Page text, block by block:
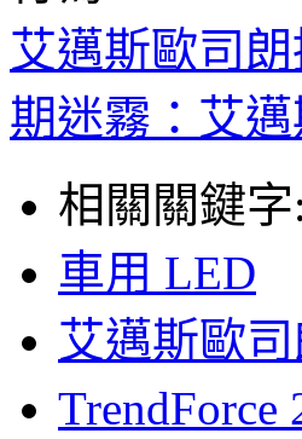
艾邁斯歐司
期迷霧：艾
相關關鍵字:
車用 LED
艾邁斯歐司